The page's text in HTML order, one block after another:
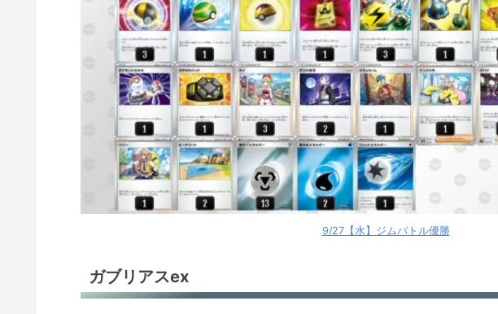
サーナイトex
サーナイトex
サーナイトex
サーナイトex
ミュウVMAX
ミライドンex
だんけつのつばさ
9/27【水】ジムバトル優勝
ガブリアスex